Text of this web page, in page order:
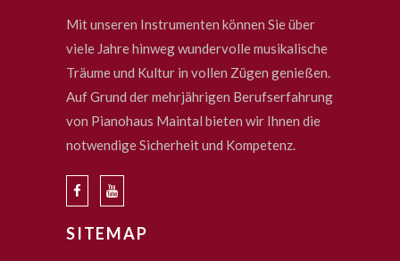
Mit unseren Instrumenten können Sie über
viele Jahre hinweg wundervolle musikalische
Träume und Kultur in vollen Zügen genießen.
Auf Grund der mehrjährigen Berufserfahrung
von Pianohaus Maintal bieten wir Ihnen die
notwendige Sicherheit und Kompetenz.
SITEMAP